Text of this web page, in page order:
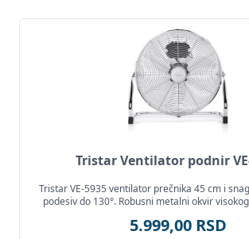
Tristar Ventilator podnir
Tristar VE-5935 ventilator prečnika 45 cm i
podesiv do 130°. Robusni metalni okvir
5.999,00 RSD